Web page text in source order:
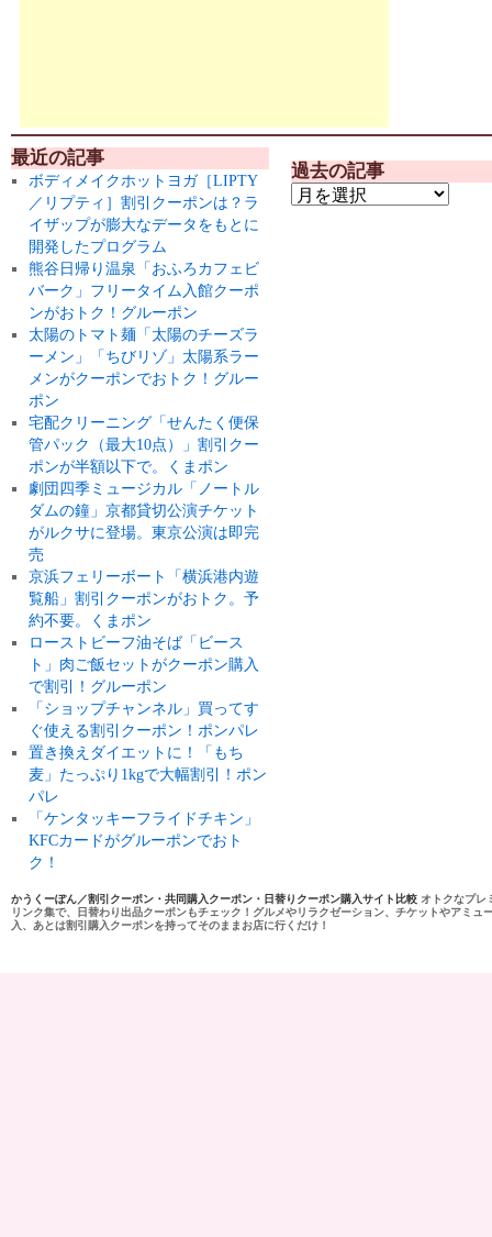
最近の記事
ボディメイクホットヨガ［LIPTY
／リプティ］割引クーポンは？ラ
イザップが膨大なデータをもとに
開発したプログラム
熊谷日帰り温泉「おふろカフェビ
バーク」フリータイム入館クーポ
ンがおトク！グルーポン
太陽のトマト麺「太陽のチーズラ
ーメン」「ちびリゾ」太陽系ラー
メンがクーポンでおトク！グルー
ポン
宅配クリーニング「せんたく便保
管パック（最大10点）」割引クー
ポンが半額以下で。くまポン
劇団四季ミュージカル「ノートル
ダムの鐘」京都貸切公演チケット
がルクサに登場。東京公演は即完
売
京浜フェリーボート「横浜港内遊
覧船」割引クーポンがおトク。予
約不要。くまポン
ローストビーフ油そば「ビース
ト」肉ご飯セットがクーポン購入
で割引！グルーポン
「ショップチャンネル」買ってす
ぐ使える割引クーポン！ポンパレ
置き換えダイエットに！「もち
麦」たっぷり1kgで大幅割引！ポン
パレ
「ケンタッキーフライドチキン」
KFCカードがグルーポンでおト
ク！
過去の記事
かうくーぽん／割引クーポン・共同購入クーポン・日替りクーポン購入サイト比較 オトクなプレ
リンク集で、日替わり出品クーポンもチェック！グルメやリラクゼーション、チケットやアミ
入、あとは割引購入クーポンを持ってそのままお店に行くだけ！